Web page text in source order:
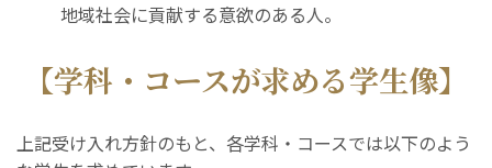
地域社会に貢献する意欲のある人。
【学科・コースが求める学生像】
上記受け入れ方針のもと、各学科・コースでは以下のよう